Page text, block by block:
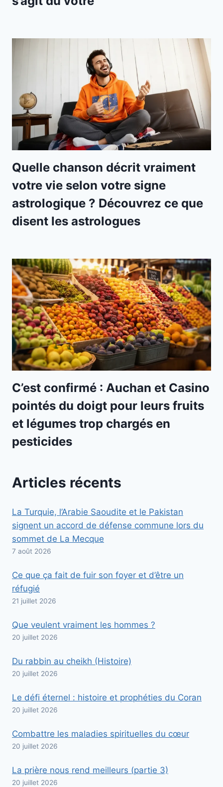
Quelle chanson décrit vraiment
votre vie selon votre signe
astrologique ? Découvrez ce que
disent les astrologues
C’est confirmé : Auchan et Casino
pointés du doigt pour leurs fruits
et légumes trop chargés en
pesticides
Articles récents
La Turquie, l’Arabie Saoudite et le Pakistan
signent un accord de défense commune lors du
sommet de La Mecque
7 août 2026
Ce que ça fait de fuir son foyer et d’être un
réfugié
21 juillet 2026
Que veulent vraiment les hommes ?
20 juillet 2026
Du rabbin au cheikh (Histoire)
20 juillet 2026
Le défi éternel : histoire et prophéties du Coran
20 juillet 2026
Combattre les maladies spirituelles du cœur
20 juillet 2026
La prière nous rend meilleurs (partie 3)
20 juillet 2026